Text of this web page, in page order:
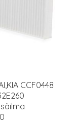
CCF0448